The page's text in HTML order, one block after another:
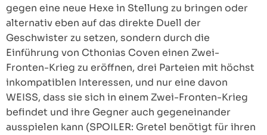
gegen eine neue Hexe in Stellung zu bringen oder
alternativ eben auf das direkte Duell der
Geschwister zu setzen, sondern durch die
Einführung von Cthonias Coven einen Zwei-
Fronten-Krieg zu eröffnen, drei Parteien mit höchst
inkompatiblen Interessen, und nur eine davon
WEISS, dass sie sich in einem Zwei-Fronten-Krieg
befindet und ihre Gegner auch gegeneinander
ausspielen kann (SPOILER: Gretel benötigt für ihren